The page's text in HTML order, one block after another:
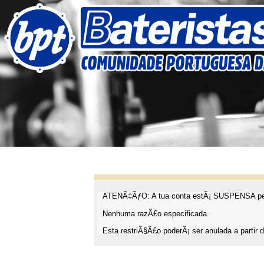
ATENÃ‡ÃƒO: A tua conta estÃ¡ SUSPENSA
Nenhuma razÃ£o especificada.
Esta restriÃ§Ã£o poderÃ¡ ser anulada a partir